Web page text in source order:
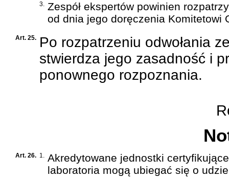
3. Zespół ekspertów powinien
od dnia jego doręczenia Komitetowi
Art. 25. Po rozpatrzeniu odwołania
stwierdza jego zasadność i
ponownego rozpoznania.
Art. 26. 1. Akredytowane jednostki
laboratoria mogą ubiegać się o